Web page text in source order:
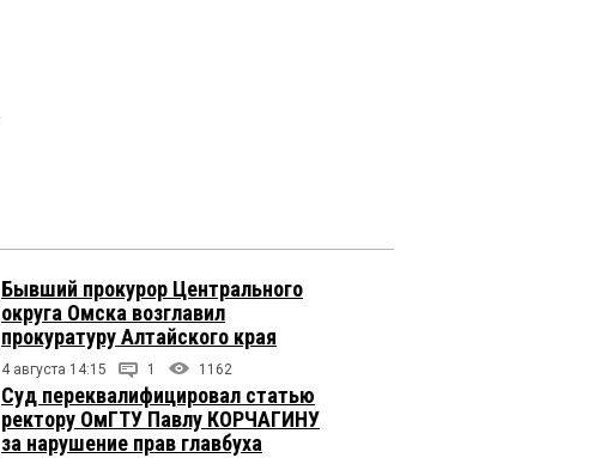
Бывший прокурор Центрального
округа Омска возглавил
прокуратуру Алтайского края
4 августа 14:15 1 1162
Суд переквалифицировал статью
ректору ОмГТУ Павлу КОРЧАГИНУ
за нарушение прав главбуха